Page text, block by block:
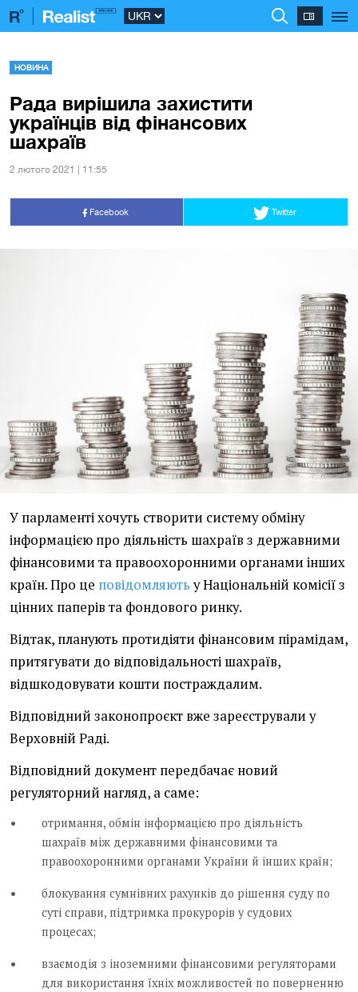
НОВИНА
Рада вирішила захистити
українців від фінансових
шахраїв
2 лютого 2021 | 11:55
Facebook Twitter
У парламенті хочуть створити систему обміну
інформацією про діяльність шахраїв з державними
фінансовими та правоохоронними органами інших
країн. Про це повідомляютьу Національній комісії з
цінних паперів та фондового ринку.
Відтак, планують протидіяти фінансовим пірамідам,
притягувати до відповідальності шахраїв,
відшкодовувати кошти постраждалим.
Відповідний законопроєкт вже зареєстрували у
Верховній Раді.
Відповідний документ передбачає новий
регуляторний нагляд, а саме:
отримання, обмін інформацією про діяльність
шахраїв між державними фінансовими та
правоохоронними органами України й інших країн;
блокування сумнівних рахунків до рішення суду по
суті справи, підтримка прокурорів у судових
процесах;
взаємодія з іноземними фінансовими регуляторами
для використання їхніх можливостей по поверненню